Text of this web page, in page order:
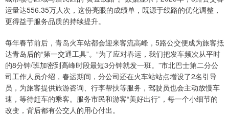
运量达556.35万人次，这份亮眼的成绩单，既源于线路的优化调整，
更得益于服务品质的持续提升。
每年春节前后，青岛火车站都会迎来客流高峰，5路公交便成为旅客抵
达青岛后的“第一交通工具”。“为了应对春运，我们把发车频次从平时
的8分钟/班加密到高峰时段最短3分钟就发一班。”市北巴士第二分公
司工作人员介绍，春运期间，分公司还在火车站站点增设了2名引导
员，为旅客提供旅游咨询、行李帮扶等服务，驾驶员也会主动放慢车
速，等待赶车的乘客。服务市民和游客“美好出行”，每一个小细节的
改变，背后都有公交人的用心付出。